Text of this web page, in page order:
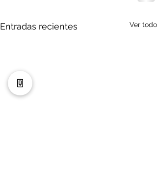
Entradas recientes Ver todo